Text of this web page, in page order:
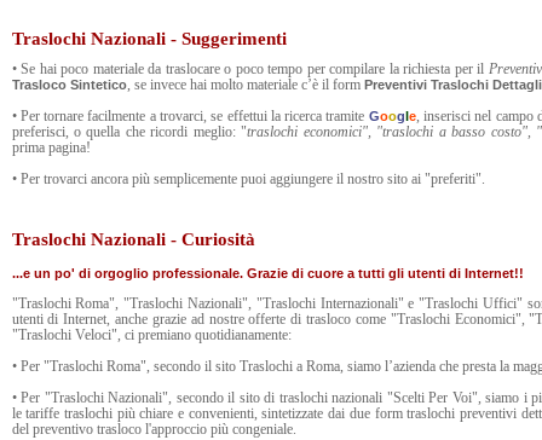
Traslochi Nazionali - Suggerimenti
• Se hai poco materiale da traslocare o poco tempo per compilare la richiesta per il
TraslocoSintetico, se invece hai molto materiale c’è il form Preventivi Traslochi
• Per tornare facilmente a trovarci, se effettui la ricerca tramite Goog e, inserisci nel campo
preferisci, o quella che ricordi meglio: "traslochi economici", "traslochi a basso
prima pagina!
• Per trovarci ancora più semplicemente puoi aggiungere il nostro sito ai "preferiti".
Traslochi Nazionali - Curiosità
...e un po' di orgoglio professionale. Grazie di cuore a tutti gli utenti di Internet!!
"Traslochi Roma", "Traslochi Nazionali", "Traslochi Internazionali" e "Traslochi Uffici"
utenti di Internet, anche grazie ad nostre offerte di trasloco come "Traslochi Economici",
"Traslochi Veloci", ci premiano quotidianamente:
• Per "Traslochi Roma", secondo il sito Traslochi a Roma, siamo l’azienda che presta la
• Per "Traslochi Nazionali", secondo il sito di traslochi nazionali "Scelti Per Voi", siamo i
le tariffe traslochi più chiare e convenienti, sintetizzate dai due form traslochi preventivi
del preventivo trasloco l'approccio più congeniale.